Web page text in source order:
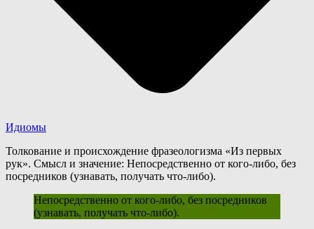
Идиомы
Толкование и происхождение фразеологизма «Из первых
рук». Смысл и значение: Непосредственно от кого-либо, без
посредников (узнавать, получать что-либо).
Непосредственно от кого-либо, без посредников
(узнавать, получать что-либо).